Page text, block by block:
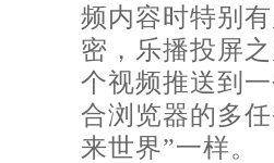
频内容时特别
密，乐播投屏
个视频推送到
合浏览器的多
来世界”一样。